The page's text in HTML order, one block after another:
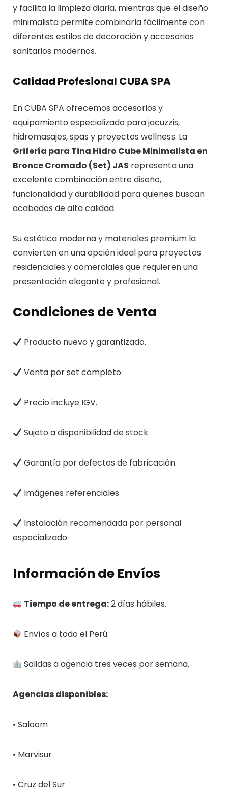
y facilita la limpieza diaria, mientras que el diseño
minimalista permite combinarla fácilmente con
diferentes estilos de decoración y accesorios
sanitarios modernos.
Calidad Profesional CUBA SPA
En CUBA SPA ofrecemos accesorios y
equipamiento especializado para jacuzzis,
hidromasajes, spas y proyectos wellness. La
Grifería para Tina Hidro Cube Minimalista en
Bronce Cromado (Set) JAS representa una
excelente combinación entre diseño,
funcionalidad y durabilidad para quienes buscan
acabados de alta calidad.
Su estética moderna y materiales premium la
convierten en una opción ideal para proyectos
residenciales y comerciales que requieren una
presentación elegante y profesional.
Condiciones de Venta
Producto nuevo y garantizado.
Venta por set completo.
Precio incluye IGV.
Sujeto a disponibilidad de stock.
Garantía por defectos de fabricación.
Imágenes referenciales.
Instalación recomendada por personal
especializado.
Información de Envíos
Tiempo de entrega:2 días hábiles.
Envíos a todo el Perú.
Salidas a agencia tres veces por semana.
Agencias disponibles:
• Saloom
• Marvisur
• Cruz del Sur